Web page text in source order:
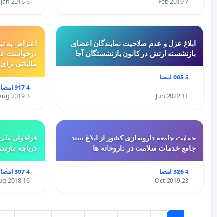
7 Feb 2019
6 Jan 2016
ابلاغ عزل و عدم صلاحیت نمایندگان اعضای
بازنشسته ارتش در کانون بازنشستگان آجا
5 005 امضا
11 Jun 2022
اعتراض به
درخواست
مالیاتی
4 917 امضا
3 Aug 2019
حمایت جامعه داروسازی کشور از ابلاغ سند
جامع خدمات سلامت در داروخانه ها
4 326 امضا
28 Oct 2019
فراخوان
دریاچه
4 307 امضا
16 Aug 2018